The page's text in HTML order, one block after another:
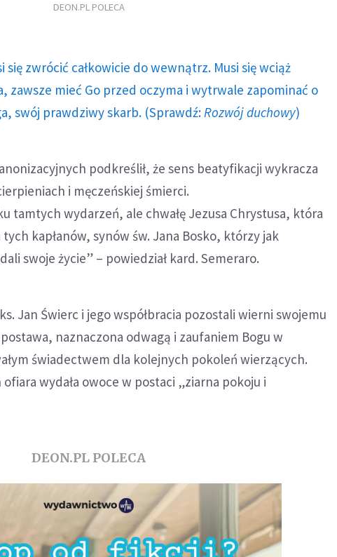
DEON.PL POLECA
się zwrócić całkowicie do wewnątrz. Musi się wciąż
zawsze mieć Go przed oczyma i wytrwale zapominać o
swój prawdziwy skarb. (Sprawdź: Rozwój duchowy)
podkreślił, że sens beatyfikacji wykracza
i męczeńskiej śmierci.
tamtych wydarzeń, ale chwałę Jezusa Chrystusa, która
kapłanów, synów św. Jana Bosko, którzy jak
swoje życie” – powiedział kard. Semeraro.
Jan Świerc i jego współbracia pozostali wierni swojemu
naznaczona odwagą i zaufaniem Bogu w
świadectwem dla kolejnych pokoleń wierzących.
ofiara wydała owoce w postaci „ziarna pokoju i
DEON.PL POLECA